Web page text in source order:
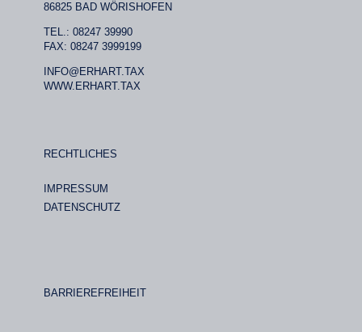
86825 BAD WÖRISHOFEN
TEL.: 08247 39990
FAX: 08247 3999199
INFO@ERHART.TAX
WWW.ERHART.TAX
RECHTLICHES
IMPRESSUM
DATENSCHUTZ
BARRIEREFREIHEIT